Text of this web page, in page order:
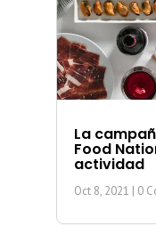
La
Food
actividad
Oct 8, 2021 | 0